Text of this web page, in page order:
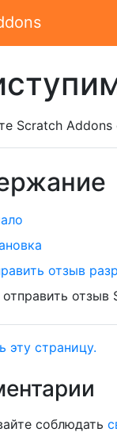
Scratch
отзыв
отправить отзыв
эту страницу.
соблюдать